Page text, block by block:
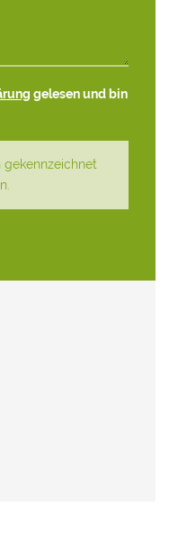
gelesen und bin
gekennzeichnet